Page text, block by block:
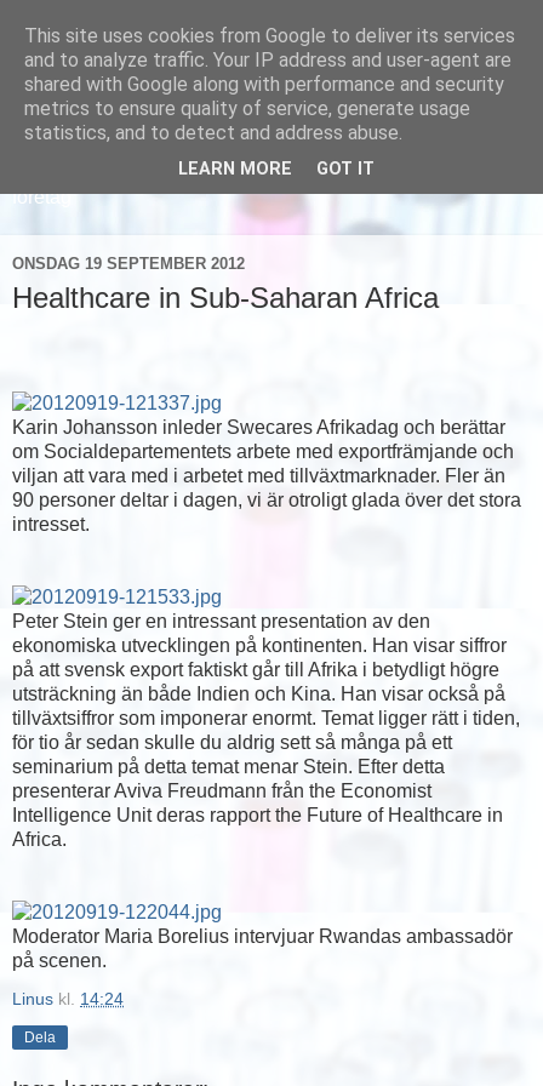
Läs om hur vi marknadsför svensk sjukvård och svenska
företag
ONSDAG 19 SEPTEMBER 2012
Healthcare in Sub-Saharan Africa
Karin Johansson inleder Swecares Afrikadag och berättar
om Socialdepartementets arbete med exportfrämjande och
viljan att vara med i arbetet med tillväxtmarknader. Fler än
90 personer deltar i dagen, vi är otroligt glada över det stora
intresset.
Peter Stein ger en intressant presentation av den
ekonomiska utvecklingen på kontinenten. Han visar siffror
på att svensk export faktiskt går till Afrika i betydligt högre
utsträckning än både Indien och Kina. Han visar också på
tillväxtsiffror som imponerar enormt. Temat ligger rätt i tiden,
för tio år sedan skulle du aldrig sett så många på ett
seminarium på detta temat menar Stein. Efter detta
presenterar Aviva Freudmann från the Economist
Intelligence Unit deras rapport the Future of Healthcare in
Africa.
Moderator Maria Borelius intervjuar Rwandas ambassadör
på scenen.
Linus kl. 14:24
Dela
This site uses cookies from Google to deliver its services
and to analyze traffic. Your IP address and user-agent are
shared with Google along with performance and security
metrics to ensure quality of service, generate usage
statistics, and to detect and address abuse.
LEARN MORE GOT IT